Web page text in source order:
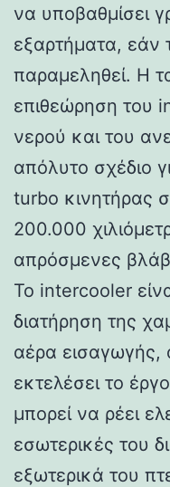
να υποβαθμίσει
εξαρτήματα, εάν
παραμεληθεί. Η
επιθεώρηση του
νερού και του
απόλυτο σχέδιο
turbo κινητήρας
200.000
απρόσμενες
Το intercooler
διατήρηση της
αέρα εισαγωγής,
εκτελέσει το
μπορεί να ρέει
εσωτερικές του
εξωτερικά του